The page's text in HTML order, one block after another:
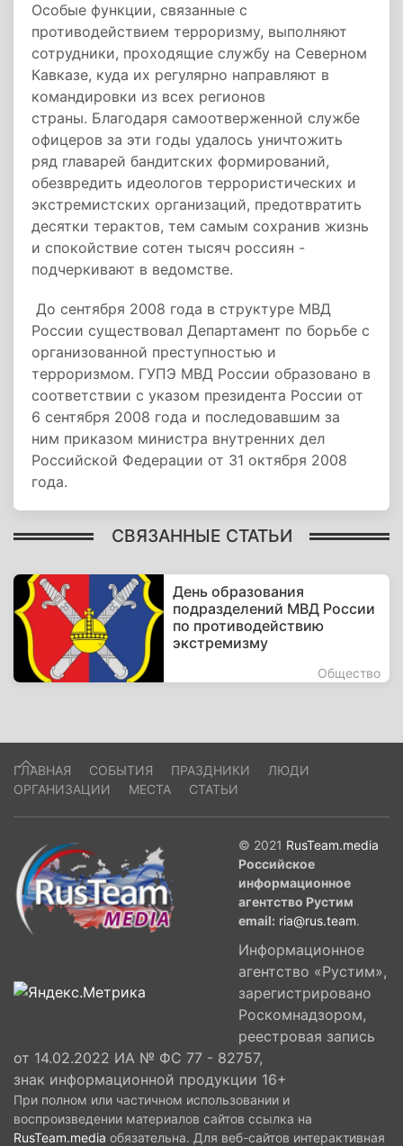
Особые функции, связанные с
противодействием терроризму, выполняют
сотрудники, проходящие службу на Северном
Кавказе, куда их регулярно направляют в
командировки из всех регионов
страны. Благодаря самоотверженной службе
офицеров за эти годы удалось уничтожить
ряд главарей бандитских формирований,
обезвредить идеологов террористических и
экстремистских организаций, предотвратить
десятки терактов, тем самым сохранив жизнь
и спокойствие сотен тысяч россиян -
подчеркивают в ведомстве.
До сентября 2008 года в структуре МВД
России существовал Департамент по борьбе с
организованной преступностью и
терроризмом. ГУПЭ МВД России образовано в
соответствии с указом президента России от
6 сентября 2008 года и последовавшим за
ним приказом министра внутренних дел
Российской Федерации от 31 октября 2008
года.
СВЯЗАННЫЕ СТАТЬИ
День образования
подразделений МВД России
по противодействию
экстремизму
Общество
ГЛАВНАЯ СОБЫТИЯ ПРАЗДНИКИ
ЛЮДИ
ОРГАНИЗАЦИИ
МЕСТА СТАТЬИ
© 2021 RusTeam.media
Российское
информационное
агентство Рустим
email: ria@rus.team.
Информационное
агентство «Рустим»,
зарегистрировано
Роскомнадзором,
реестровая запись
от 14.02.2022 ИА № ФС 77 - 82757,
знак информационной продукции 16+
При полном или частичном использовании и
воспроизведении материалов сайтов ссылка на
RusTeam.media обязательна. Для веб-сайтов интерактивная